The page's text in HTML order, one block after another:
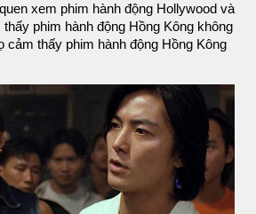
xem phim hành động Hollywood và
phim hành động Hồng Kông không
cảm thấy phim hành động Hồng Kông